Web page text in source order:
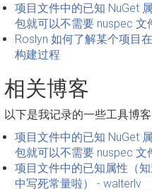
项目文件中的已知 NuGet
包就可以不需要 nuspec 文
Roslyn 如何了解某个项目
构建过程
相关博客
以下是我记录的一些工具博
项目文件中的已知 NuGet
包就可以不需要 nuspec 文
项目文件中的已知属性（
中写死常量啦） - walterlv